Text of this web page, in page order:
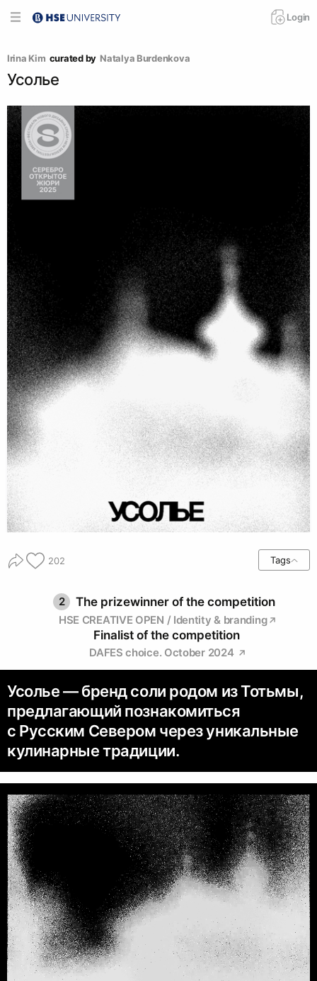
Login
Irina Kim curated by Natalya Burdenkova
Усолье
202 Tags
2 The prizewinner of the competition
HSE CREATIVE OPEN / Identity & branding
Finalist of the competition
DAFES choice. October 2024
Усолье — бренд соли родом из Тотьмы,
предлагающий познакомиться
с Русским Севером через уникальные
кулинарные традиции.